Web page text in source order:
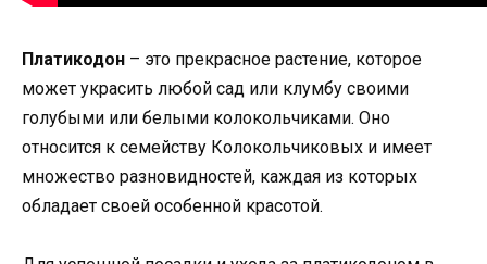
Платикодон – это прекрасное растение, которое
может украсить любой сад или клумбу своими
голубыми или белыми колокольчиками. Оно
относится к семейству Колокольчиковых и имеет
множество разновидностей, каждая из которых
обладает своей особенной красотой.